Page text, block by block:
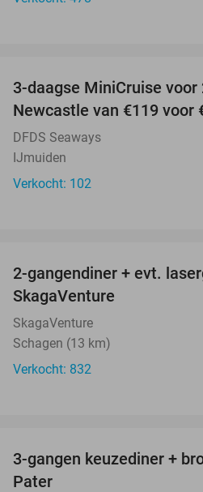
3-daagse MiniCruise voor
Newcastle van €119 voor
DFDS Seaways
IJmuiden
Verkocht: 102
2-gangendiner + evt.
SkagaVenture
SkagaVenture
Schagen (13 km)
Verkocht: 832
3-gangen keuzediner +
Pater